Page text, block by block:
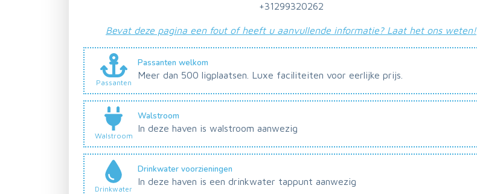
+31299320262
Bevat deze pagina een fout of heeft u aanvullende informatie? Laat het ons weten!
Passanten
Passanten welkom
Meer dan 500 ligplaatsen. Luxe faciliteiten voor eerlijke prijs.
Walstroom
Walstroom
In deze haven is walstroom aanwezig
Drinkwater
Drinkwater voorzieningen
In deze haven is een drinkwater tappunt aanwezig